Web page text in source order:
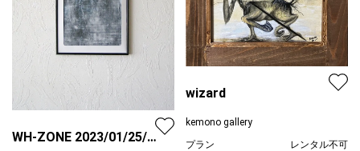
WH-ZONE 2023/01/25/
wizard
kemono gallery
プラン
レンタル不可